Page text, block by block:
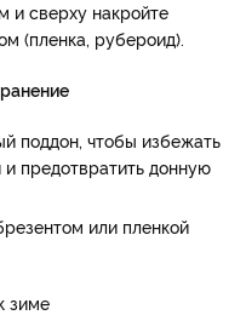
и сверху накройте
(пленка, рубероид).
поддон, чтобы избежать
предотвратить донную
или пленкой